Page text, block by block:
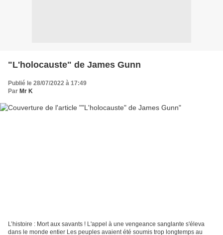
"L'holocauste" de James Gunn
Publié le 28/07/2022 à 17:49
Par Mr K
L’histoire : Mort aux savants ! L'appel à une vengeance sanglante s'éleva
dans le monde entier Les peuples avaient été soumis trop longtemps au